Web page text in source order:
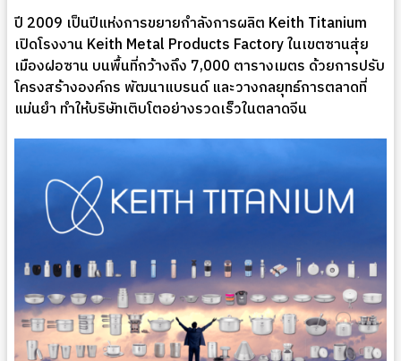
ปี 2009 เป็นปีแห่งการขยายกำลังการผลิต Keith Titanium
เปิดโรงงาน Keith Metal Products Factory ในเขตซานสุ่ย
เมืองฝอซาน บนพื้นที่กว้างถึง 7,000 ตารางเมตร ด้วยการปรับ
โครงสร้างองค์กร พัฒนาแบรนด์ และวางกลยุทธ์การตลาดที่
แม่นยำ ทำให้บริษัทเติบโตอย่างรวดเร็วในตลาดจีน